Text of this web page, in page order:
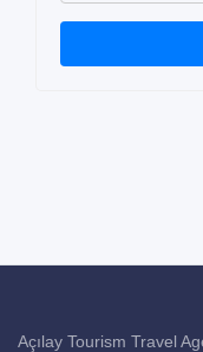
Açılay Tourism Travel